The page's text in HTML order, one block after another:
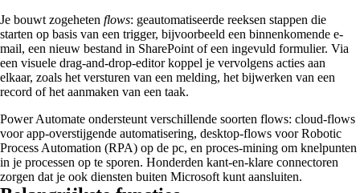
Je bouwt zogeheten flows: geautomatiseerde reeksen stappen die
starten op basis van een trigger, bijvoorbeeld een binnenkomende e-
mail, een nieuw bestand in SharePoint of een ingevuld formulier. Via
een visuele drag-and-drop-editor koppel je vervolgens acties aan
elkaar, zoals het versturen van een melding, het bijwerken van een
record of het aanmaken van een taak.
Power Automate ondersteunt verschillende soorten flows: cloud-flows
voor app-overstijgende automatisering, desktop-flows voor Robotic
Process Automation (RPA) op de pc, en proces-mining om knelpunten
in je processen op te sporen. Honderden kant-en-klare connectoren
zorgen dat je ook diensten buiten Microsoft kunt aansluiten.